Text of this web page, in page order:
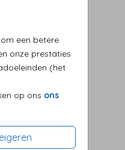
een betere
onze prestaties
(het
op ons ons